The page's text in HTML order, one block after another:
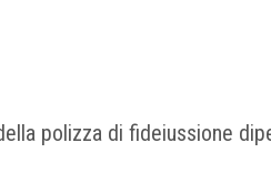
polizza di fideiussione